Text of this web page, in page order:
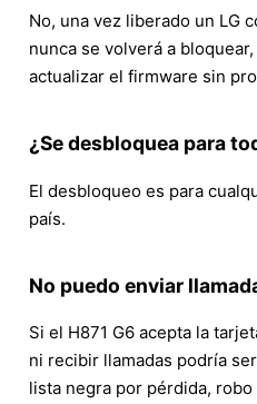
No, una vez liberado un LG
nunca se volverá a
actualizar el firmware sin
¿Se desbloquea para
El desbloqueo es para
país.
No puedo enviar
Si el H871 G6 acepta la
ni recibir llamadas podría
lista negra por pérdida,